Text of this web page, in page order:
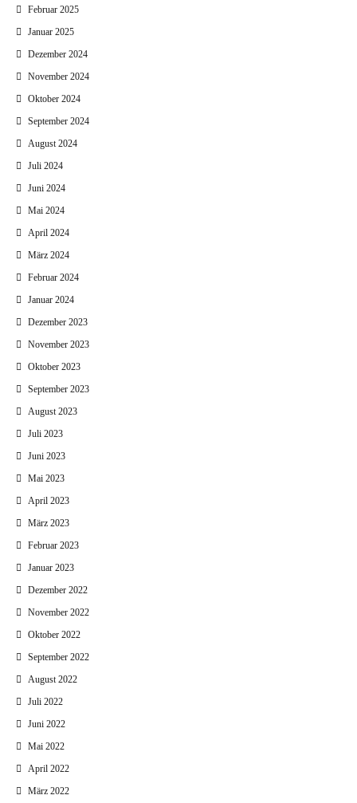
Februar 2025
Januar 2025
Dezember 2024
November 2024
Oktober 2024
September 2024
August 2024
Juli 2024
Juni 2024
Mai 2024
April 2024
März 2024
Februar 2024
Januar 2024
Dezember 2023
November 2023
Oktober 2023
September 2023
August 2023
Juli 2023
Juni 2023
Mai 2023
April 2023
März 2023
Februar 2023
Januar 2023
Dezember 2022
November 2022
Oktober 2022
September 2022
August 2022
Juli 2022
Juni 2022
Mai 2022
April 2022
März 2022